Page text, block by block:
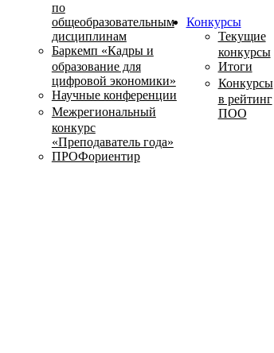
по
общеобразовательным
дисциплинам
Баркемп «Кадры и
образование для
цифровой экономики»
Научные конференции
Межрегиональный
конкурс
«Преподаватель года»
ПРОФориентир
Конкурсы
Текущие
конкурсы
Итоги
Конкурсы
в рейтинг
ПОО